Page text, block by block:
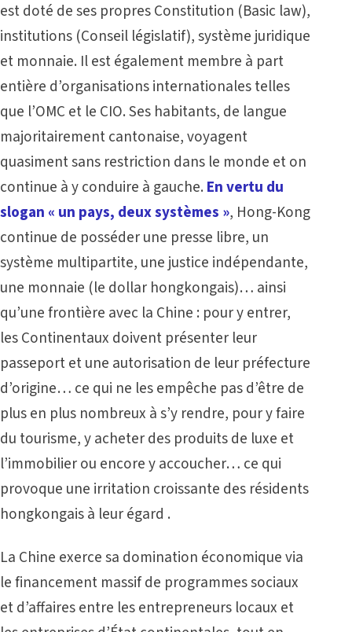
est doté de ses propres Constitution (Basic law),
institutions (Conseil législatif), système juridique
et monnaie. Il est également membre à part
entière d’organisations internationales telles
que l’OMC et le CIO. Ses habitants, de langue
majoritairement cantonaise, voyagent
quasiment sans restriction dans le monde et on
continue à y conduire à gauche. En vertu du
slogan « un pays, deux systèmes », Hong-Kong
continue de posséder une presse libre, un
système multipartite, une justice indépendante,
une monnaie (le dollar hongkongais)… ainsi
qu’une frontière avec la Chine : pour y entrer,
les Continentaux doivent présenter leur
passeport et une autorisation de leur préfecture
d’origine… ce qui ne les empêche pas d’être de
plus en plus nombreux à s’y rendre, pour y faire
du tourisme, y acheter des produits de luxe et
l’immobilier ou encore y accoucher… ce qui
provoque une irritation croissante des résidents
hongkongais à leur égard .
La Chine exerce sa domination économique via
le financement massif de programmes sociaux
et d’affaires entre les entrepreneurs locaux et